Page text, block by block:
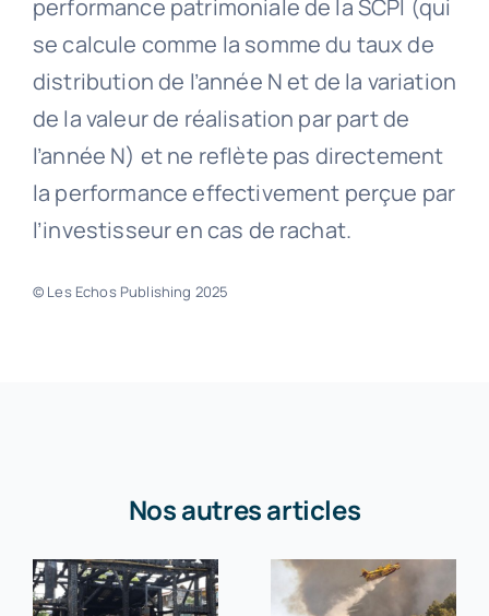
performance patrimoniale de la SCPI (qui
se calcule comme la somme du taux de
distribution de l’année N et de la variation
de la valeur de réalisation par part de
l’année N) et ne reflète pas directement
la performance effectivement perçue par
l’investisseur en cas de rachat.
© Les Echos Publishing 2025
Nos autres articles